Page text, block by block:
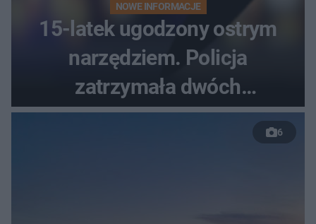
NOWE INFORMACJE
15-latek ugodzony ostrym
narzędziem. Policja
zatrzymała dwóch
nastolatków
6